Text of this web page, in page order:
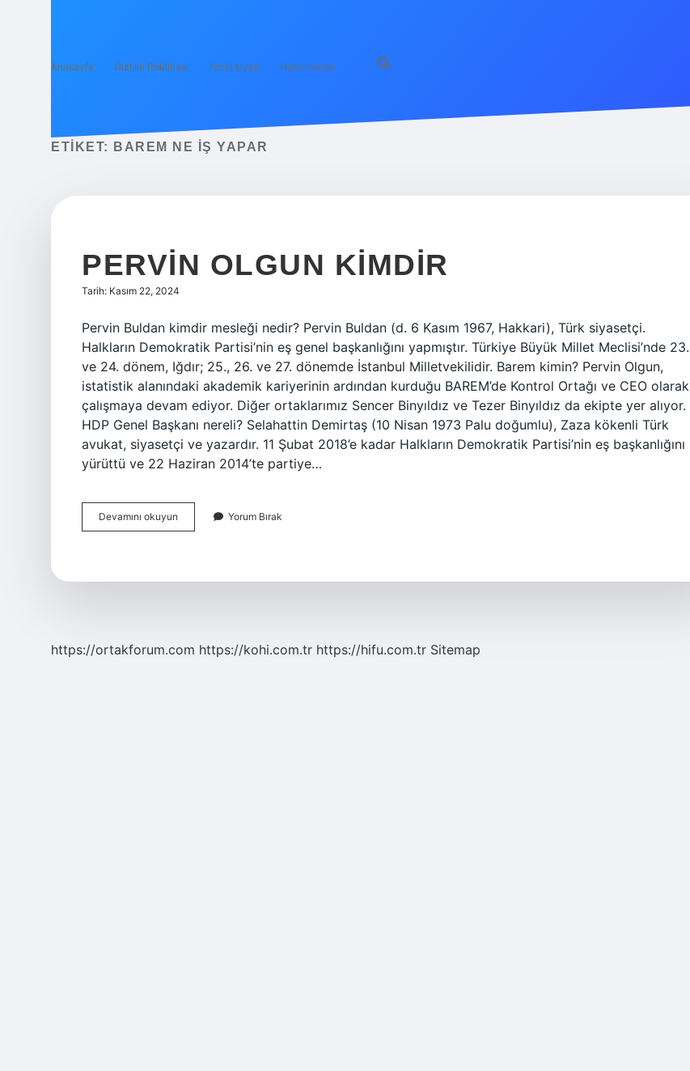
Anasayfa Gizlilik Politikası Yasal Uyarı Hakkımızda
ETIKET: BAREM NE IŞ YAPAR
PERVIN OLGUN KIMDIR
Tarih: Kasım 22, 2024
Pervin Buldan kimdir mesleği nedir? Pervin Buldan (d. 6 Kasım 1967, Hakkari), Türk siyasetçi.
Halkların Demokratik Partisi’nin eş genel başkanlığını yapmıştır. Türkiye Büyük Millet Meclisi’nde 23.
ve 24. dönem, Iğdır; 25., 26. ve 27. dönemde İstanbul Milletvekilidir. Barem kimin? Pervin Olgun,
istatistik alanındaki akademik kariyerinin ardından kurduğu BAREM’de Kontrol Ortağı ve CEO olarak
çalışmaya devam ediyor. Diğer ortaklarımız Sencer Binyıldız ve Tezer Binyıldız da ekipte yer alıyor.
HDP Genel Başkanı nereli? Selahattin Demirtaş (10 Nisan 1973 Palu doğumlu), Zaza kökenli Türk
avukat, siyasetçi ve yazardır. 11 Şubat 2018’e kadar Halkların Demokratik Partisi’nin eş başkanlığını
yürüttü ve 22 Haziran 2014’te partiye…
Devamını okuyun
Olgun
Yorum Bırak
https://ortakforum.com https://kohi.com.tr https://hifu.com.tr Sitemap